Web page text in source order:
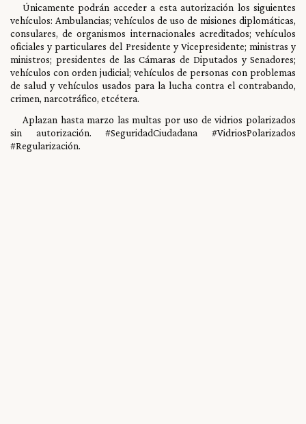
Únicamente podrán acceder a esta autorización los siguientes
vehículos: Ambulancias; vehículos de uso de misiones diplomáticas,
consulares, de organismos internacionales acreditados; vehículos
oficiales y particulares del Presidente y Vicepresidente; ministras y
ministros; presidentes de las Cámaras de Diputados y Senadores;
vehículos con orden judicial; vehículos de personas con problemas
de salud y vehículos usados para la lucha contra el contrabando,
crimen, narcotráfico, etcétera.
Aplazan hasta marzo las multas por uso de vidrios polarizados
sin autorización. #SeguridadCiudadana #VidriosPolarizados
#Regularización.